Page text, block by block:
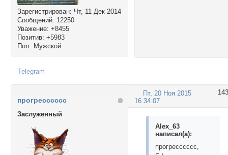
Зарегистрирован: Чт, 11 Дек 2014
Сообщений: 12250
Уважение: +8455
Позитив: +5983
Пол: Мужской
Telegram
143
Пт, 20 Ноя 2015
16:34:07
прогресссссс
Заслуженный
Alex_63
написал(а):
прогресссссс,